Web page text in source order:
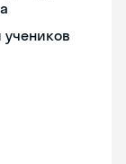
учеников